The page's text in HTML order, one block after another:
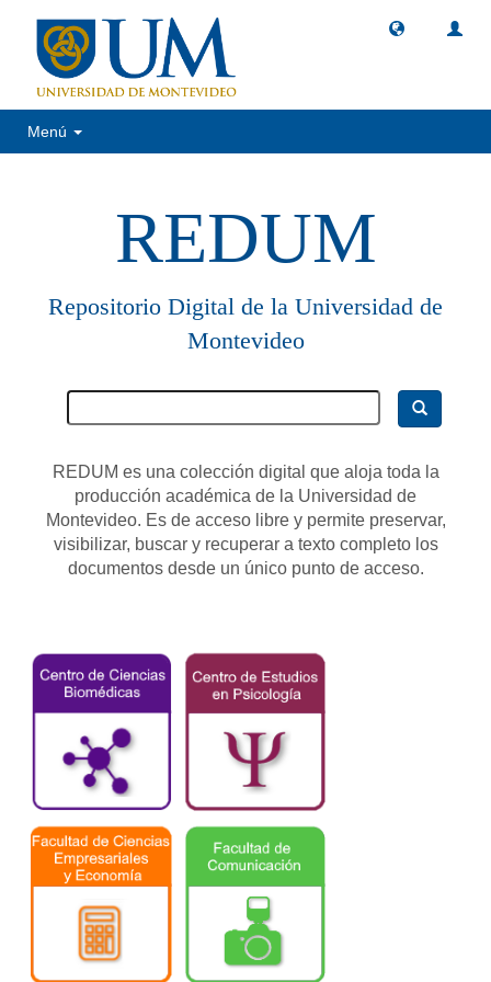
Menú
REDUM
Repositorio Digital de la Universidad de
Montevideo
REDUM es una colección digital que aloja toda la
producción académica de la Universidad de
Montevideo. Es de acceso libre y permite preservar,
visibilizar, buscar y recuperar a texto completo los
documentos desde un único punto de acceso.